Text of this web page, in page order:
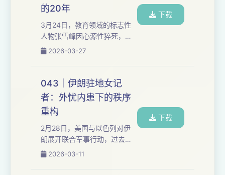
的20年
3月24日，教育领域的标志性
人物张雪峰因心源性猝死，于
当日15时50分在苏州逝世，享
物之一。把他的生平放在过去
二十多年高等教育的变化里去
看，我们会发现，他的走红，
不是一个孤立的教育网红的成
功，而是一个时代复杂的教育
符号的形成—— 八九十年代，
温、但学历已开始贬值的年
2026-03-27
下载
043｜伊朗驻地女记
者：外忧内患下的秩序
重构
2月28日，美国与以色列对伊
朗展开联合军事行动，过去一
周战事持续升级。 导弹落下
2026-03-11
下载